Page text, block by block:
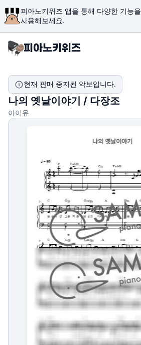
피아노키위즈 앱을 통해 다양한 기능을
사용해보세요.
현재 판매 중지된 악보입니다.
나의 옛날이야기 / 다장조
아이유